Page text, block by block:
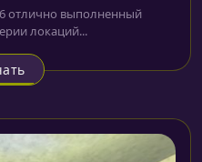
отлично выполненный
локаций...